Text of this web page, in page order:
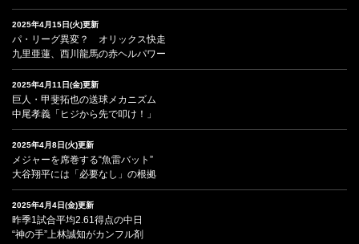
2025年4月15日(火)更新
パ・リーグ異変？ オリックス快走
九里亜蓮、西川龍馬の赤ヘルパワー
2025年4月11日(金)更新
巨人・甲斐拓也の送球メカニズム
中尾孝義「ヒジから先で叩け！」
2025年4月8日(火)更新
メジャーを席巻する“魚雷バット”
大谷翔平には「必要なし」の根拠
2025年4月4日(金)更新
昨季1試合平均2.61得点の中日
“神の手”上林誠知がカンフル剤